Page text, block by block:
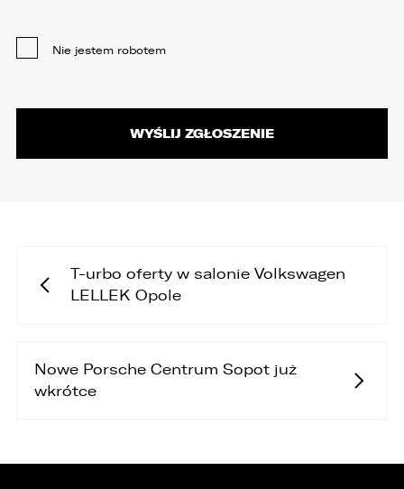
Nie jestem robotem
T-urbo oferty w salonie Volkswagen
LELLEK Opole
Nowe Porsche Centrum Sopot już
wkrótce